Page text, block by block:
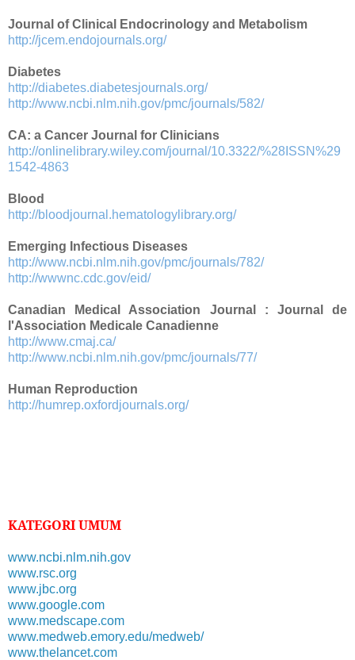
Journal of Clinical Endocrinology and Metabolism
http://jcem.endojournals.org/
Diabetes
http://diabetes.diabetesjournals.org/
http://www.ncbi.nlm.nih.gov/pmc/journals/582/
CA: a Cancer Journal for Clinicians
http://onlinelibrary.wiley.com/journal/10.3322/%28ISSN%29
1542-4863
Blood
http://bloodjournal.hematologylibrary.org/
Emerging Infectious Diseases
http://www.ncbi.nlm.nih.gov/pmc/journals/782/
http://wwwnc.cdc.gov/eid/
Canadian Medical Association Journal : Journal de
l'Association Medicale Canadienne
http://www.cmaj.ca/
http://www.ncbi.nlm.nih.gov/pmc/journals/77/
Human Reproduction
http://humrep.oxfordjournals.org/
KATEGORI UMUM
www.ncbi.nlm.nih.gov
www.rsc.org
www.jbc.org
www.google.com
www.medscape.com
www.medweb.emory.edu/medweb/
www.thelancet.com